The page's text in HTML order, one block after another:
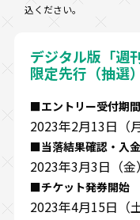
込ください。
デジタル版「週
限定先行（抽選）
■エントリー受付期間
2023年2月13日（
■当落結果確認・入
2023年3月3日（
■チケット発券開始
2023年4月15日（